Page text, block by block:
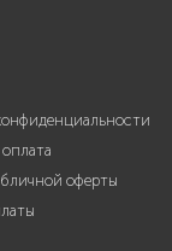
оферты